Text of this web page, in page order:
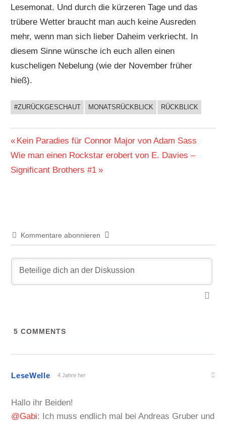
Lesemonat. Und durch die kürzeren Tage und das
trübere Wetter braucht man auch keine Ausreden
mehr, wenn man sich lieber Daheim verkriecht. In
diesem Sinne wünsche ich euch allen einen
kuscheligen Nebelung (wie der November früher
hieß).
BUCHIGES
#ZURÜCKGESCHAUT MONATSRÜCKBLICK RÜCKBLICK
Beitragsnavigation
Vorheriger
Beitrag:
Kein Paradies für Connor Major von Adam Sass
Nächster
Beitrag:
Wie man einen Rockstar erobert von E. Davies –
Significant Brothers #1
Kommentare abonnieren
5 COMMENTS
LeseWelle 4 Jahre her
Hallo ihr Beiden!
@Gabi: Ich muss endlich mal bei Andreas Gruber und